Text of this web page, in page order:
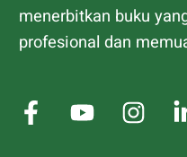
menerbitkan buku
profesional dan